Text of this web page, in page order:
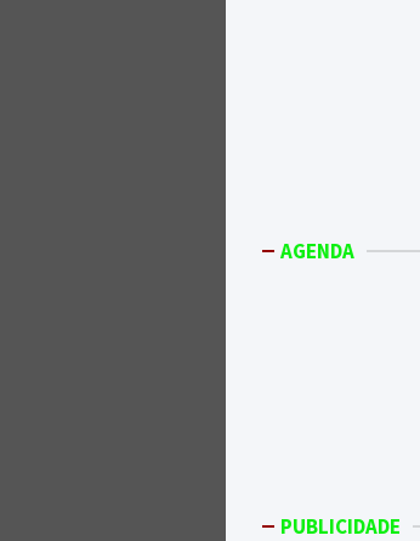
AGENDA
PUBLICIDADE